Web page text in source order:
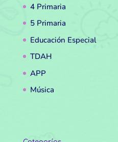
4 Primaria
5 Primaria
Educación Especial
TDAH
APP
Música